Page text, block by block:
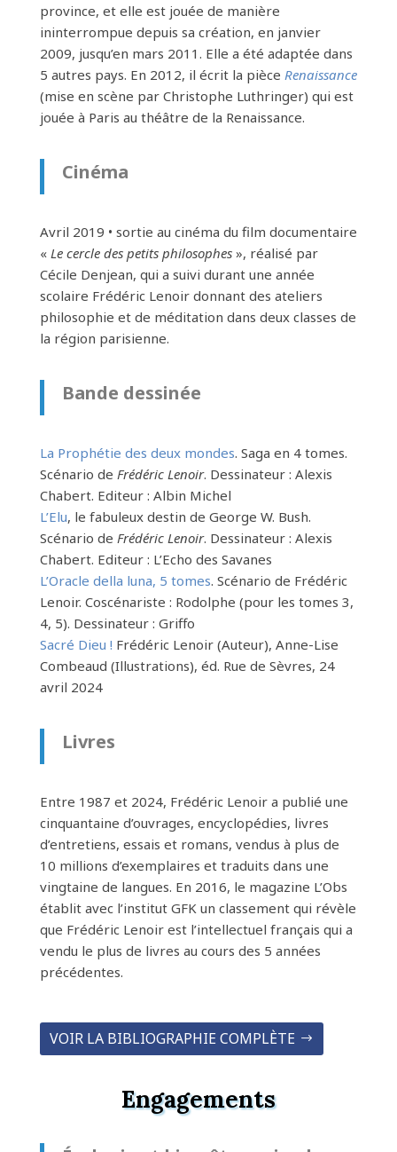
province, et elle est jouée de manière
ininterrompue depuis sa création, en janvier
2009, jusqu’en mars 2011. Elle a été adaptée dans
5 autres pays. En 2012, il écrit la pièce Renaissance
(mise en scène par Christophe Luthringer) qui est
jouée à Paris au théâtre de la Renaissance.
Cinéma
Avril 2019 • sortie au cinéma du film documentaire
« Le cercle des petits philosophes», réalisé par
Cécile Denjean, qui a suivi durant une année
scolaire Frédéric Lenoir donnant des ateliers
philosophie et de méditation dans deux classes de
la région parisienne.
Bande dessinée
La Prophétie des deux mondes. Saga en 4 tomes.
Scénario de Frédéric Lenoir. Dessinateur : Alexis
Chabert. Editeur : Albin Michel
L’Elu, le fabuleux destin de George W. Bush.
Scénario de Frédéric Lenoir. Dessinateur : Alexis
Chabert. Editeur : L’Echo des Savanes
L’Oracle della luna, 5 tomes. Scénario de Frédéric
Lenoir. Coscénariste : Rodolphe (pour les tomes 3,
4, 5). Dessinateur : Griffo
Sacré Dieu ! Frédéric Lenoir (Auteur), Anne-Lise
Combeaud (Illustrations), éd. Rue de Sèvres, 24
avril 2024
Livres
Entre 1987 et 2024, Frédéric Lenoir a publié une
cinquantaine d’ouvrages, encyclopédies, livres
d’entretiens, essais et romans, vendus à plus de
10 millions d’exemplaires et traduits dans une
vingtaine de langues. En 2016, le magazine L’Obs
établit avec l’institut GFK un classement qui révèle
que Frédéric Lenoir est l’intellectuel français qui a
vendu le plus de livres au cours des 5 années
précédentes.
VOIR LA BIBLIOGRAPHIE COMPLÈTE
Engagements